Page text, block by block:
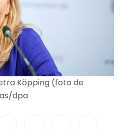
Köpping (foto de
dpa